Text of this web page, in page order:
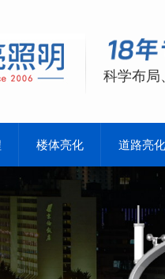
科学布局
楼体亮化 道路亮化